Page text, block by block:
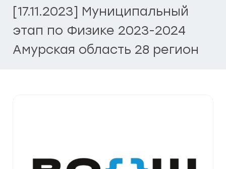
[17.11.2023] Муниципальный
этап по Физике 2023-2024
Амурская область 28 регион